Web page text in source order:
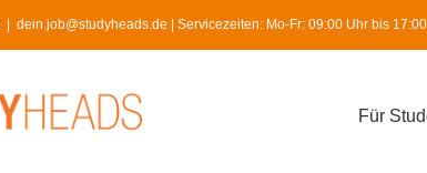
dein.job@studyheads.de | Servicezeiten: Mo-Fr: 09:00 Uhr bis
Für